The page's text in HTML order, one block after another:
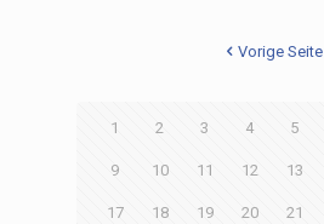
Vorige Seite
1 2 3 4 5
9 10 11 12 13
17 18 19 20 21